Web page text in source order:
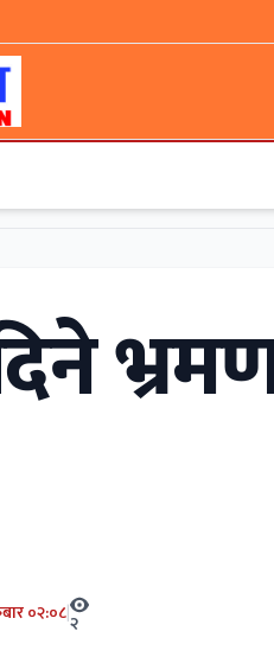
०२:०८|२